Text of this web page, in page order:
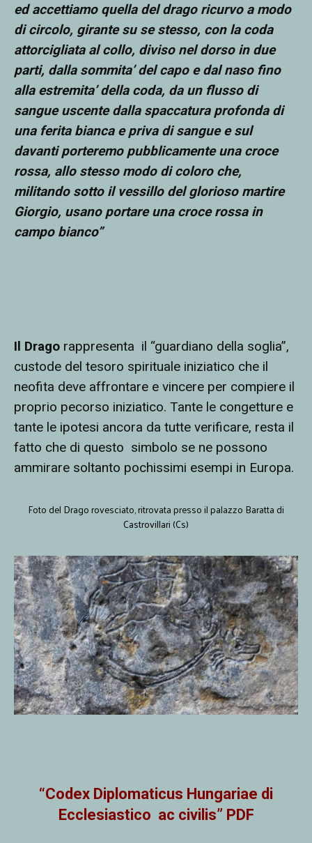
ed accettiamo quella del drago ricurvo a modo
di circolo, girante su se stesso, con la coda
attorcigliata al collo, diviso nel dorso in due
parti, dalla sommita’ del capo e dal naso fino
alla estremita’ della coda, da un flusso di
sangue uscente dalla spaccatura profonda di
una ferita bianca e priva di sangue e sul
davanti porteremo pubblicamente una croce
rossa, allo stesso modo di coloro che,
militando sotto il vessillo del glorioso martire
Giorgio, usano portare una croce rossa in
campo bianco”
Il Drago rappresenta il “guardiano della soglia”,
custode del tesoro spirituale iniziatico che il
neofita deve affrontare e vincere per compiere il
proprio pecorso iniziatico. Tante le congetture e
tante le ipotesi ancora da tutte verificare, resta il
fatto che di questo simbolo se ne possono
ammirare soltanto pochissimi esempi in Europa.
Foto del Drago rovesciato, ritrovata presso il palazzo Baratta di
Castrovillari (Cs)
“Codex Diplomaticus Hungariae di
Ecclesiastico ac civilis” PDF